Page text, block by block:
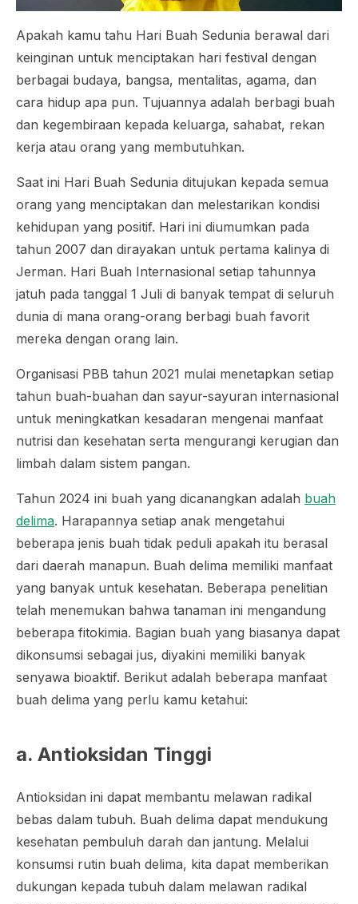
Apakah kamu tahu Hari Buah Sedunia berawal dari
keinginan untuk menciptakan hari festival dengan
berbagai budaya, bangsa, mentalitas, agama, dan
cara hidup apa pun. Tujuannya adalah berbagi buah
dan kegembiraan kepada keluarga, sahabat, rekan
kerja atau orang yang membutuhkan.
Saat ini Hari Buah Sedunia ditujukan kepada semua
orang yang menciptakan dan melestarikan kondisi
kehidupan yang positif. Hari ini diumumkan pada
tahun 2007 dan dirayakan untuk pertama kalinya di
Jerman. Hari Buah Internasional setiap tahunnya
jatuh pada tanggal 1 Juli di banyak tempat di seluruh
dunia di mana orang-orang berbagi buah favorit
mereka dengan orang lain.
Organisasi PBB tahun 2021 mulai menetapkan setiap
tahun buah-buahan dan sayur-sayuran internasional
untuk meningkatkan kesadaran mengenai manfaat
nutrisi dan kesehatan serta mengurangi kerugian dan
limbah dalam sistem pangan.
Tahun 2024 ini buah yang dicanangkan adalah buah
delima. Harapannya setiap anak mengetahui
beberapa jenis buah tidak peduli apakah itu berasal
dari daerah manapun. Buah delima memiliki manfaat
yang banyak untuk kesehatan. Beberapa penelitian
telah menemukan bahwa tanaman ini mengandung
beberapa fitokimia. Bagian buah yang biasanya dapat
dikonsumsi sebagai jus, diyakini memiliki banyak
senyawa bioaktif. Berikut adalah beberapa manfaat
buah delima yang perlu kamu ketahui:
a. Antioksidan Tinggi
Antioksidan ini dapat membantu melawan radikal
bebas dalam tubuh. Buah delima dapat mendukung
kesehatan pembuluh darah dan jantung. Melalui
konsumsi rutin buah delima, kita dapat memberikan
dukungan kepada tubuh dalam melawan radikal